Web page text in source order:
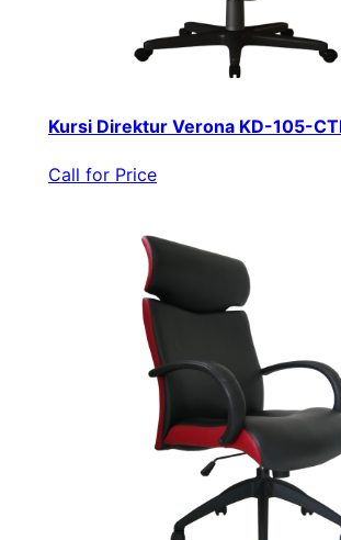
Kursi Direktur Verona KD-105-
Call for Price